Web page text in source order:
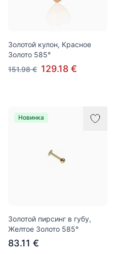
Золотой кулон, Красное
Золото 585°
151.98 € 129.18 €
Новинка
Золотой пирсинг в губу,
Желтое Золото 585°
83.11 €